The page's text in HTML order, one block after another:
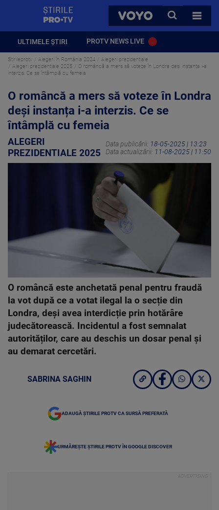
VOYO
CAUTA
TOATE
ULTIMELE ȘTIRI PROTV NEWS LIVE
Stirileprotv Alegeri în România 2024
Alegeri prezidentiale
Alegeri prezidentiale 2025
O româncă a mers să voteze în Londra deși instanța i-a
interzis. Ce se întâmplă cu femeia
O româncă a mers să voteze în Londra
deși instanța i-a interzis. Ce se
întâmplă cu femeia
ALEGERI
PREZIDENTIALE 2025
Data publicării: 18-05-2025 | 13:23
Data actualizării: 11-08-2025 | 11:50
O româncă este anchetată penal pentru fraudă
la vot după ce a votat ilegal la o secție din
Londra, deși avea interdicție prin hotărâre
judecătorească. Incidentul a fost semnalat
autorităților, care au deschis un dosar penal și
au demarat cercetări.
SABRINA SAGHIN
ADAUGĂ ȘTIRILE PROTV CA SURSĂ PREFERATĂ
URMĂREȘTE ȘTIRILE PROTV ÎN GOOGLE DISCOVER